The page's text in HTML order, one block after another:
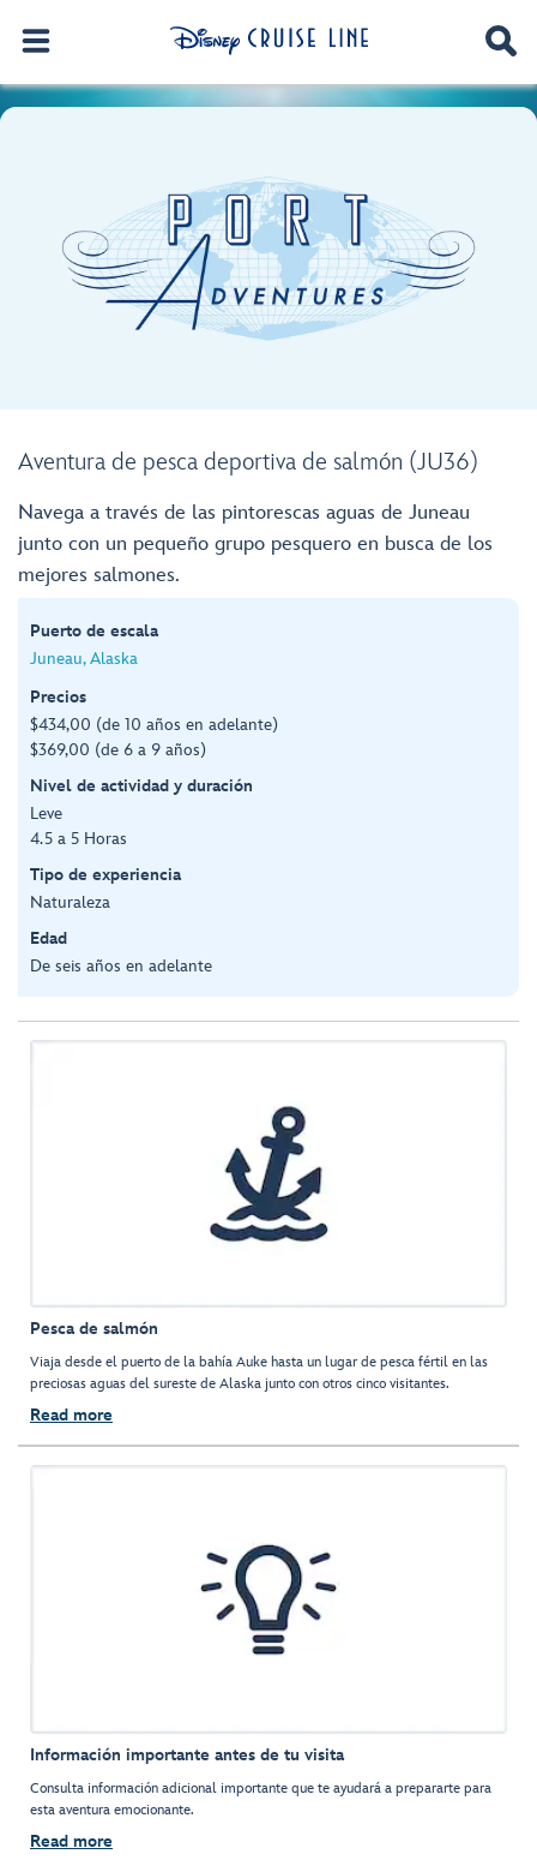
Aventura de pesca deportiva de salmón (JU36)
Navega a través de las pintorescas aguas de Juneau
junto con un pequeño grupo pesquero en busca de los
mejores salmones.
Puerto de escala
Juneau, Alaska
Precios
$434,00 (de 10 años en adelante)
$369,00 (de 6 a 9 años)
Nivel de actividad y duración
Leve
4.5 a 5 Horas
Tipo de experiencia
Naturaleza
Edad
De seis años en adelante
Pesca de salmón
Viaja desde el puerto de la bahía Auke hasta un lugar de pesca fértil en las
preciosas aguas del sureste de Alaska junto con otros cinco visitantes.
Read more
Información importante antes de tu visita
Consulta información adicional importante que te ayudará a prepararte para
esta aventura emocionante.
Read more